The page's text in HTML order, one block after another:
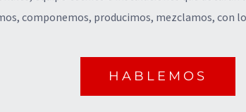
componemos, producimos, mezclamos, con
HABLEMOS